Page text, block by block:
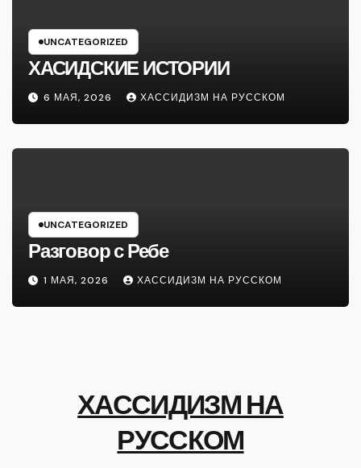
UNCATEGORIZED
ХАСИДСКИЕ ИСТОРИИ
6 МАЯ, 2026 ХАССИДИЗМ НА РУССКОМ
UNCATEGORIZED
Разговор с Ребе
1 МАЯ, 2026 ХАССИДИЗМ НА РУССКОМ
ХАССИДИЗМ НА
РУССКОМ